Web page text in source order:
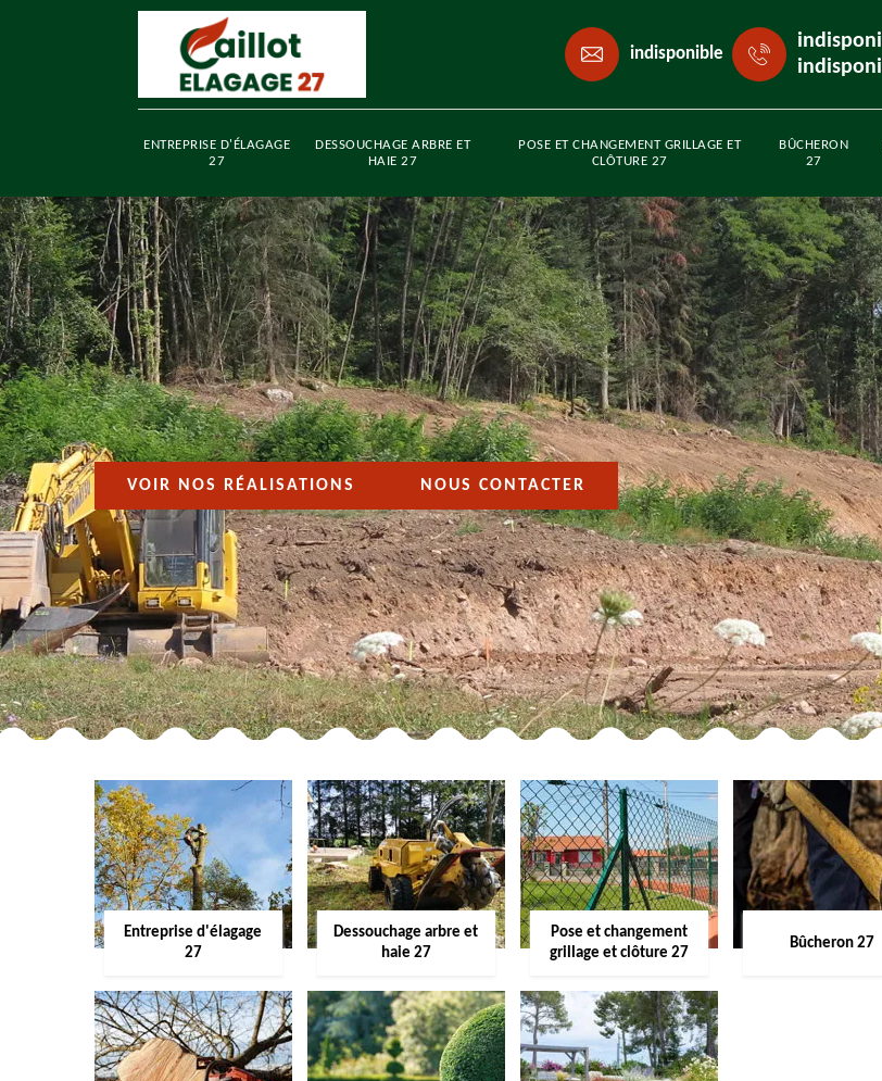
indisponible
ENTREPRISE D'ÉLAGAGE
27
DESSOUCHAGE ARBRE ET
HAIE 27
POSE ET CHANGEMENT GRILLAGE ET
CLÔTURE 27
BÛCHERON
27
VOIR NOS RÉALISATIONS NOUS CONTACTER
Entreprise d'élagage
27
Dessouchage arbre et
haie 27
Pose et changement
grillage et clôture 27
Bûcheron 27